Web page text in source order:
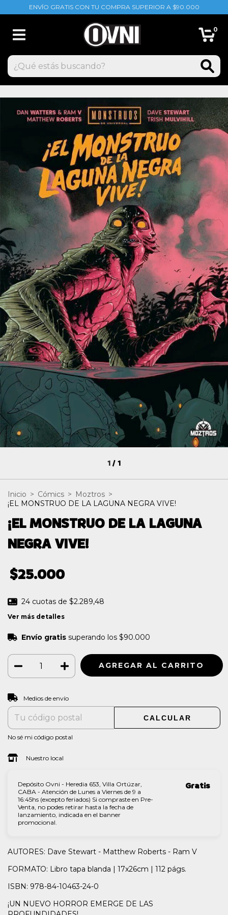
ENVÍO GRATIS CON TU COMPRA SUPERIOR A $90.000
0
1/1
Inicio > Cómics > Moztros >
¡EL MONSTRUO DE LA LAGUNA NEGRA VIVE!
¡EL MONSTRUO DE LA LAGUNA
NEGRA VIVE!
$25.000
24 cuotas de $2.289,48
Ver más detalles
Envío gratis superando los $90.000
Entregas para el CP:
Medios de envío
CALCULAR
No sé mi código postal
Nuestro local
Depósito Ovni - Heredia 653, Villa Ortúzar,
CABA - Atención de Lunes a Viernes de 9 a
16:45hs (excepto feriados) Si compraste en Pre-
Venta, no podes retirar hasta la fecha de
lanzamiento, indicada en el banner
promocional.
Gratis
AUTORES: Dave Stewart - Matthew Roberts - Ram V
FORMATO: Libro tapa blanda | 17x26cm | 112 págs.
ISBN: 978-84-10463-24-0
¡UN NUEVO HORROR EMERGE DE LAS